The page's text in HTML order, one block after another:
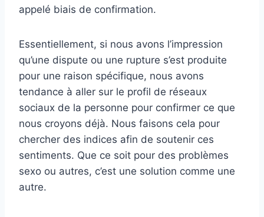
appelé biais de confirmation.
Essentiellement, si nous avons l’impression
qu’une dispute ou une rupture s’est produite
pour une raison spécifique, nous avons
tendance à aller sur le profil de réseaux
sociaux de la personne pour confirmer ce que
nous croyons déjà. Nous faisons cela pour
chercher des indices afin de soutenir ces
sentiments. Que ce soit pour des problèmes
sexo ou autres, c’est une solution comme une
autre.